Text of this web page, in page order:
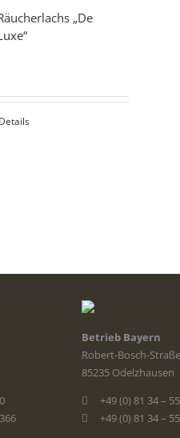
„De
Details
Betrieb Bayern
Robert-Bosch-
85235 Odelzhausen
+49 (0) 81 34 –
+49 (0) 81 34 –